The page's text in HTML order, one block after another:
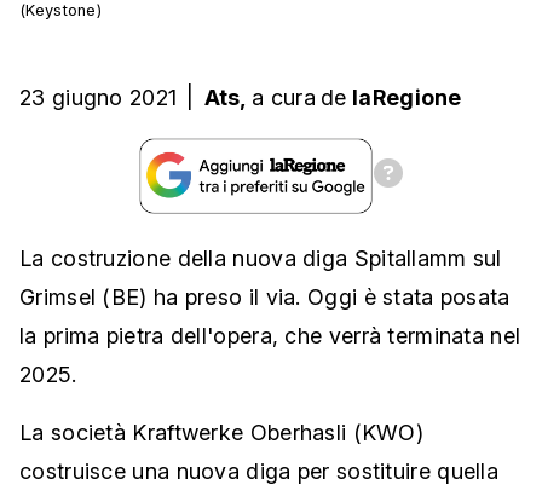
(Keystone)
23 giugno 2021 Ats, a cura de laRegione
La costruzione della nuova diga Spitallamm sul
Grimsel (BE) ha preso il via. Oggi è stata posata
la prima pietra dell'opera, che verrà terminata nel
2025.
La società Kraftwerke Oberhasli (KWO)
costruisce una nuova diga per sostituire quella